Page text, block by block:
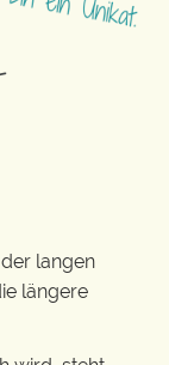
langen
längere